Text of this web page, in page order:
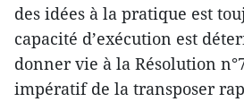
des idées à la pratique est
capacité d’exécution est
donner vie à la Résolution
impératif de la transposer